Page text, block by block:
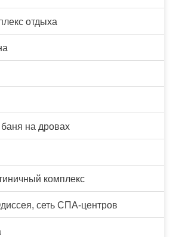
отдыха
на дровах
комплекс
сеть СПА-центров